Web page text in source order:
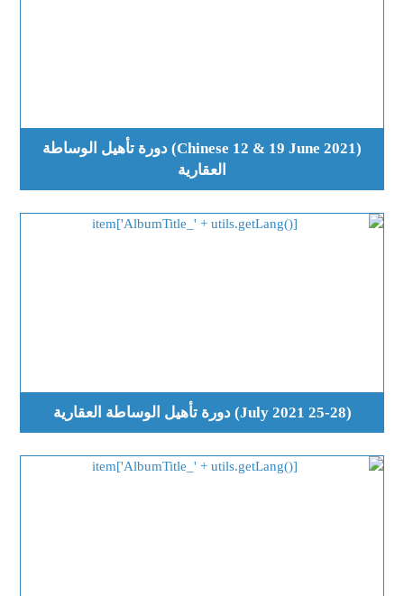
(Chinese 12 & 19 June 2021) دورة تأهيل الوساطة
العقارية
(25-28 July 2021) دورة تأهيل الوساطة العقارية